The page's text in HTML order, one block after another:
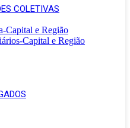
COLETIVAS
Capital e Região
Capital e Região